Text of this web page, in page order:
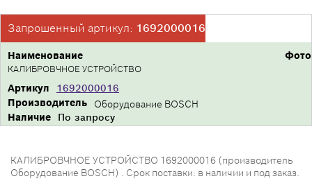
Запрошенный артикул: 1692000016
Фото
Производитель Оборудование BOSCH
Артикул 1692000016
Наименование
КАЛИБРОВЧНОЕ УСТРОЙСТВО
Наличие По запросу
КАЛИБРОВЧНОЕ УСТРОЙСТВО 1692000016 (производитель
Оборудование BOSCH) . Срок поставки: в наличии и под заказ.